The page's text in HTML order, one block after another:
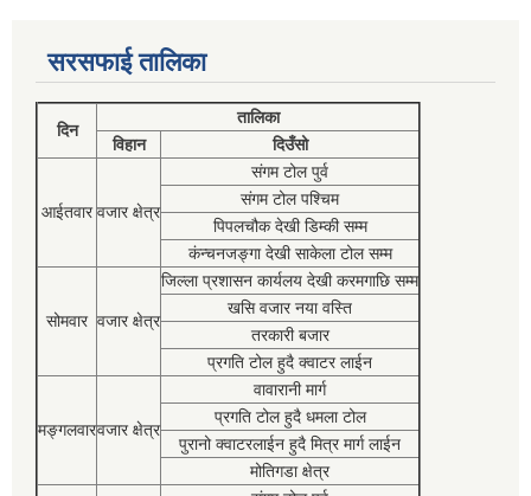
सरसफाई तालिका
दिन
तालिका
विहान
दिउँसो
आईतवार वजार क्षेत्र
संगम टोल पुर्व
संगम टोल पश्चिम
पिपलचौक देखी डिम्की सम्म
कंन्चनजङ्गा देखी साकेला टोल सम्म
सोमवार वजार क्षेत्र
जिल्ला प्रशासन कार्यलय देखी करमगाछि सम्म
खसि वजार नया वस्ति
तरकारी बजार
प्रगति टोल हुदै क्वाटर लाईन
मङ्गलवारवजार क्षेत्र
वावारानी मार्ग
प्रगति टोल हुदै धमला टोल
पुरानो क्वाटरलाईन हुदै मित्र मार्ग लाईन
मोतिगडा क्षेत्र